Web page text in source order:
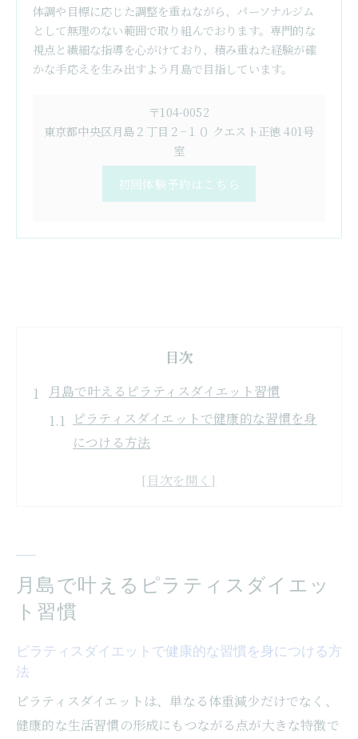
体調や目標に応じた調整を重ねながら、パーソナルジム
として無理のない範囲で取り組んでおります。専門的な
視点と繊細な指導を心がけており、積み重ねた経験が確
かな手応えを生み出すよう月島で目指しています。
〒104-0052
東京都中央区月島２丁目２−１０ クエスト正徳 401号
室
初回体験予約はこちら
目次
月島で叶えるピラティスダイエット習慣
ピラティスダイエットで健康的な習慣を身
につける方法
ピラティスダイエット習慣の作り方と成功
事例
ピラティスダイエット初心者の始め方と注
意点
効果を実感できるピラティスダイエットメ
ニューの選び方
月島で叶えるピラティスダイエッ
ト習慣
ピラティスダイエットで健康的な習慣を身につける方
法
ピラティスダイエットは、単なる体重減少だけでなく、
健康的な生活習慣の形成にもつながる点が大きな特徴で